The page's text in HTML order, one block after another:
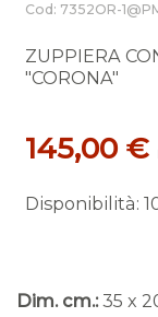
Cod: 7352OR-
ZUPPIERA
"CORONA"
145,00 €
Disponibilità:
Dim. cm.: 35 x